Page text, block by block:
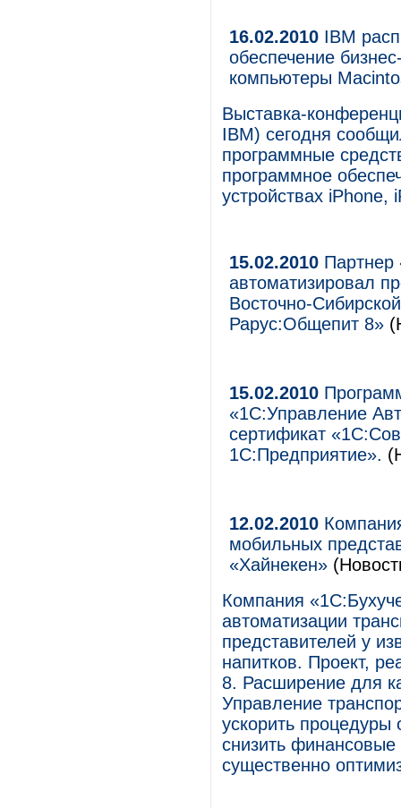
16.02.2010 IBM
обеспечение
компьютеры
Выставка-
IBM) сегодня
программные
программное
устройствах
15.02.2010
автоматизировал
Восточно-
Рарус:Общепит 8»
15.02.2010
«1С:Управление
сертификат
1С:Предприятие».
12.02.2010
мобильных
«Хайнекен»
Компания
автоматизации
представителей у
напитков. Проект,
8. Расширение для
Управление
ускорить процедуры
снизить
существенно